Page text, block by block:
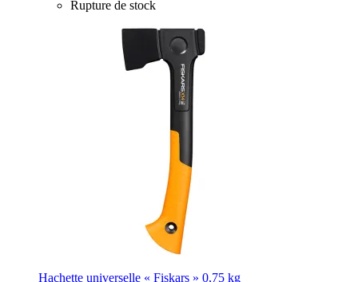
Rupture de stock
Hachette universelle « Fiskars » 0,75 kg